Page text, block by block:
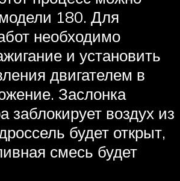
180. Для
необходимо
и установить
двигателем в
Заслонка
заблокирует воздух из
будет открыт,
смесь будет